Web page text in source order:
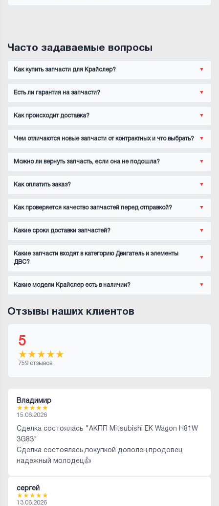
Часто задаваемые вопросы
Как купить запчасти для Крайслер?
Есть ли гарантия на запчасти?
Как происходит доставка?
Чем отличаются новые запчасти от контрактных и что выбрать?
Можно ли вернуть запчасть, если она не подошла?
Как оплатить заказ?
Как проверяется качество запчастей перед отправкой?
Какие сроки доставки запчастей?
Какие запчасти входят в категорию Двигатель и элементы
ДВС?
Какие модели Крайслер есть в наличии?
Отзывы наших клиентов
5
★★★★★
759 отзывов
Владимир
★★★★★
15.06.2026
Сделка состоялась "АКПП Mitsubishi EK Wagon H81W
3G83"
Сделка состоялась,покупкой доволен,продовец
надежный молодец👍
сергей
★★★★★
13.06.2026